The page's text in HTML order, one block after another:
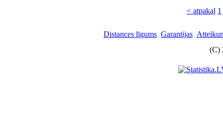
< atpakaļ 1
Distances līgums Garantijas
(C)